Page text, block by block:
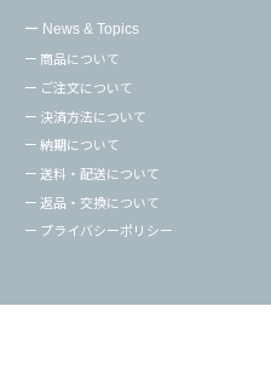
ー News & Topics
ー 商品について
ー ご注文について
ー 決済方法について
ー 納期について
ー 送料・配送について
ー 返品・交換について
ー プライバシーポリシー